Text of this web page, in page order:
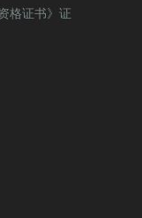
格证书》证